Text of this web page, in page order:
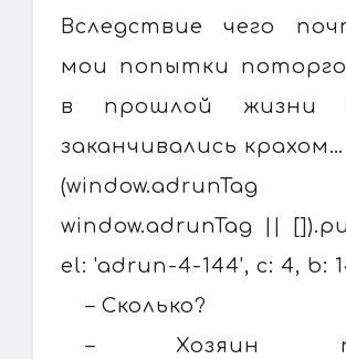
Вследствие чего
мои попытки
в прошлой жизни
заканчивались крахом…
window.adrunTag ||
el: 'adrun-4-144', c: 4, b:
– Сколько?
– Хозяин